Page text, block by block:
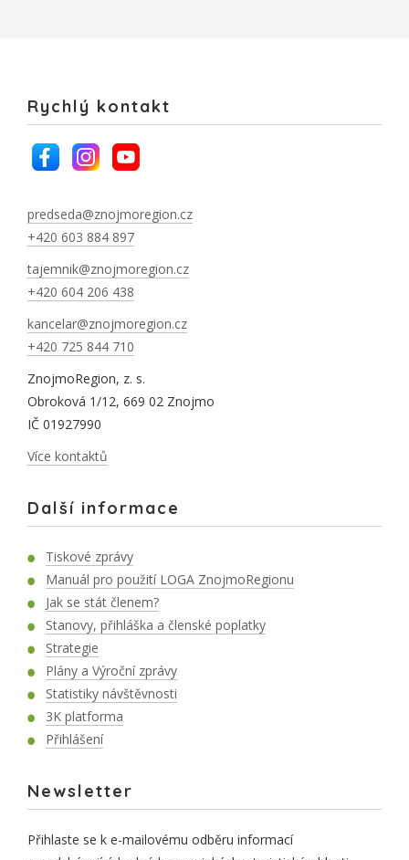
Rychlý kontakt
predseda@znojmoregion.cz
+420 603 884 897
tajemnik@znojmoregion.cz
+420 604 206 438
kancelar@znojmoregion.cz
+420 725 844 710
ZnojmoRegion, z. s.
Obroková 1/12, 669 02 Znojmo
IČ 01927990
Více kontaktů
Další informace
Tiskové zprávy
Manuál pro použití LOGA ZnojmoRegionu
Jak se stát členem?
Stanovy, přihláška a členské poplatky
Strategie
Plány a Výroční zprávy
Statistiky návštěvnosti
3K platforma
Přihlášení
Newsletter
Přihlaste se k e-mailovému odběru informací